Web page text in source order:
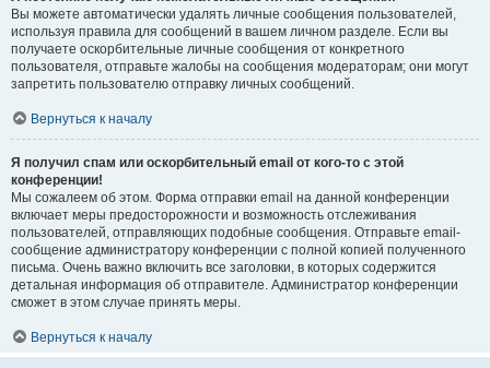
Вы можете автоматически удалять личные сообщения пользователей,
используя правила для сообщений в вашем личном разделе. Если вы
получаете оскорбительные личные сообщения от конкретного
пользователя, отправьте жалобы на сообщения модераторам; они могут
запретить пользователю отправку личных сообщений.
Вернуться к началу
Я получил спам или оскорбительный email от кого-то с этой
конференции!
Мы сожалеем об этом. Форма отправки email на данной конференции
включает меры предосторожности и возможность отслеживания
пользователей, отправляющих подобные сообщения. Отправьте email-
сообщение администратору конференции с полной копией полученного
письма. Очень важно включить все заголовки, в которых содержится
детальная информация об отправителе. Администратор конференции
сможет в этом случае принять меры.
Вернуться к началу